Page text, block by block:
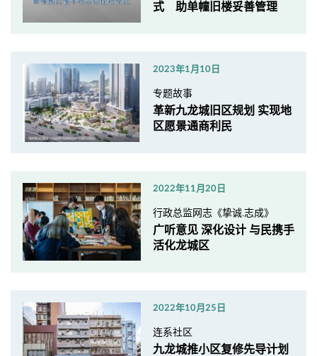
式 助单幢旧楼妥善管理
2023年1月10日
专题故事
革新九龙城旧区规划 实现地
区愿景通商利民
2022年11月20日
行政总监网志《挚诚.志成》
广听意见 深化设计 与民携手
活化龙城区
2022年10月25日
连系社区
九龙城推小区复修先导计划